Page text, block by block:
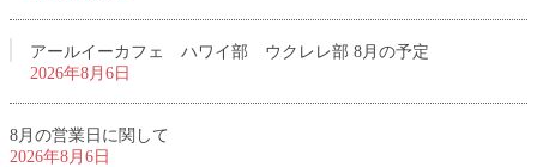
アールイーカフェ ハワイ部 ウクレレ部 8月の予定
2026年8月6日
8月の営業日に関して
2026年8月6日